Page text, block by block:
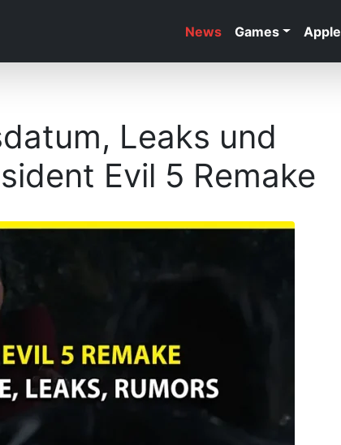
News Games Apple
Leaks und
Evil 5 Remake